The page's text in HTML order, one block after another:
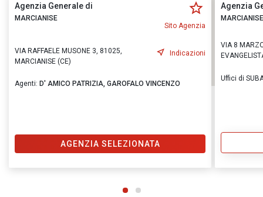
Agenzia Generale di
MARCIANISE
Sito Agenzia
VIA RAFFAELE MUSONE 3, 81025,
MARCIANISE (CE)
Indicazioni
Agenti: D' AMICO PATRIZIA, GAROFALO VINCENZO
AGENZIA SELEZIONATA
Agenzia
MARCIANISE
VIA 8
Uffici di